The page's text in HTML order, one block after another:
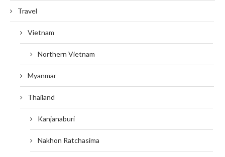
Travel
Vietnam
Northern Vietnam
Myanmar
Thailand
Kanjanaburi
Nakhon Ratchasima